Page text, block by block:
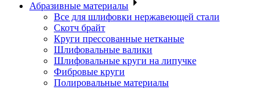
Абразивные материалы
Все для шлифовки нержавеющей стали
Скотч брайт
Круги прессованные нетканые
Шлифовальные валики
Шлифовальные круги на липучке
Фибровые круги
Полировальные материалы